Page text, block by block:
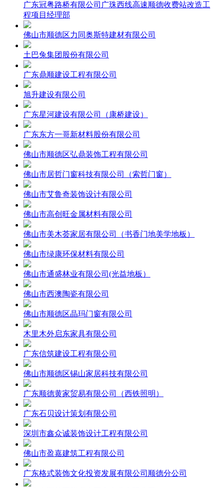
广东冠粤路桥有限公司广珠西线高速顺德收费站改造工
程项目经理部
佛山市顺德区力同奥斯特建材有限公司
土巴兔集团股份有限公司
广东鼎顺建设工程有限公司
旭升建设有限公司
广东星河建设有限公司（康桥建设）
广东东方一哥新材料股份有限公司
佛山市顺德区弘鼎装饰工程有限公司
佛山市居哲门窗科技有限公司（索哲门窗）
佛山市艾鲁奇装饰设计有限公司
佛山市高创旺金属材料有限公司
佛山市美木荟家居有限公司（书香门地美学地板）
佛山市绿康环保材料有限公司
佛山市通盛林业有限公司(光益地板）
佛山市西澳陶瓷有限公司
佛山市顺德区晶玛门窗有限公司
木里木外启东家具有限公司
广东信筑建设工程有限公司
佛山市顺德区锡山家居科技有限公司
广东顺德黄家贸易有限公司（西铁照明）
广东石贝设计策划有限公司
深圳市鑫众诚装饰设计工程有限公司
佛山市盈嘉建筑工程有限公司
广东格式装饰文化投资发展有限公司顺德分公司